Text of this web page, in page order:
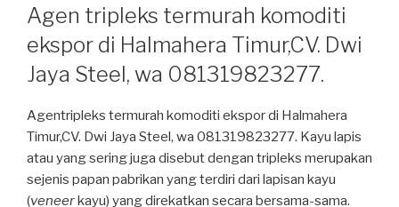
Agen tripleks termurah komoditi
ekspor di Halmahera Timur,CV. Dwi
Jaya Steel, wa 081319823277.
Agentripleks termurah komoditi ekspor di Halmahera
Timur,CV. Dwi Jaya Steel, wa 081319823277. Kayu lapis
atau yang sering juga disebut dengan tripleks merupakan
sejenis papan pabrikan yang terdiri dari lapisan kayu
(veneer kayu) yang direkatkan secara bersama-sama.